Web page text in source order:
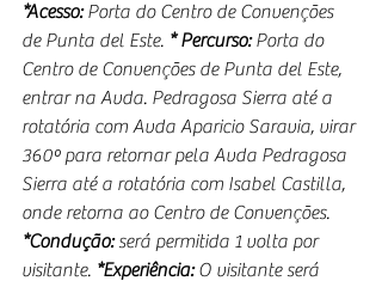
*Acesso: Porta do Centro de Convenções
de Punta del Este. * Percurso: Porta do
Centro de Convenções de Punta del Este,
entrar na Avda. Pedragosa Sierra até a
rotatória com Avda Aparicio Saravia, virar
360º para retornar pela Avda Pedragosa
Sierra até a rotatória com Isabel Castilla,
onde retorna ao Centro de Convenções.
*Condução: será permitida 1 volta por
visitante. *Experiência: O visitante será